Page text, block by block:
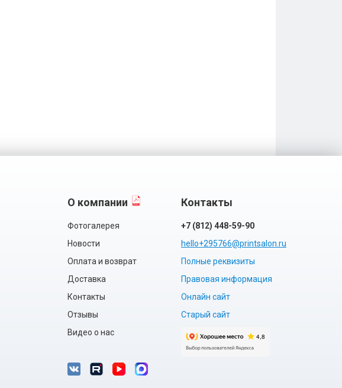
О компании
Фотогалерея
Новости
Оплата и возврат
Доставка
Контакты
Отзывы
Видео о нас
Контакты
+7 (812) 448-59-90
hello+295766@printsalon.ru
Полные реквизиты
Правовая информация
Онлайн сайт
Старый сайт